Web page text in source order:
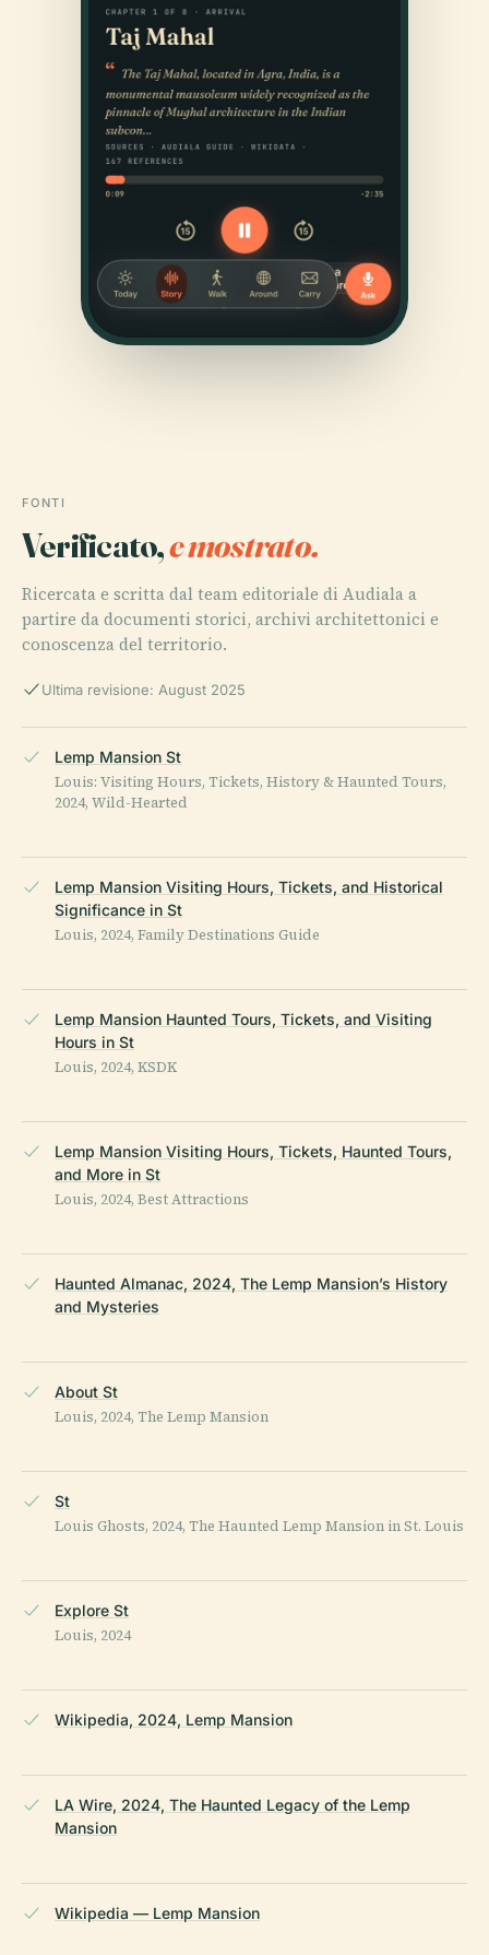
FONTI
Verificato,e mostrato.
Ricercata e scritta dal team editoriale di Audiala a
partire da documenti storici, archivi architettonici e
conoscenza del territorio.
Ultima revisione: August 2025
Lemp Mansion St
Louis: Visiting Hours, Tickets, History & Haunted Tours,
2024, Wild-Hearted
Lemp Mansion Visiting Hours, Tickets, and Historical
Significance in St
Louis, 2024, Family Destinations Guide
Lemp Mansion Haunted Tours, Tickets, and Visiting
Hours in St
Louis, 2024, KSDK
Lemp Mansion Visiting Hours, Tickets, Haunted Tours,
and More in St
Louis, 2024, Best Attractions
Haunted Almanac, 2024, The Lemp Mansion’s History
and Mysteries
About St
Louis, 2024, The Lemp Mansion
St
Louis Ghosts, 2024, The Haunted Lemp Mansion in St. Louis
Explore St
Louis, 2024
Wikipedia, 2024, Lemp Mansion
LA Wire, 2024, The Haunted Legacy of the Lemp
Mansion
Wikipedia — Lemp Mansion